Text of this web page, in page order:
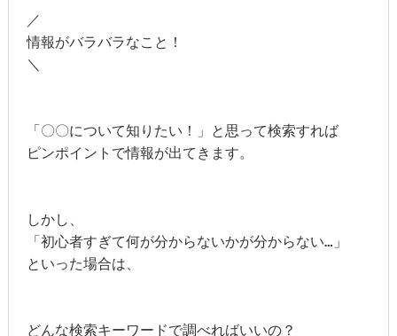
／
情報がバラバラなこと！
＼
「〇〇について知りたい！」と思って検索すれば
ピンポイントで情報が出てきます。
しかし、
「初心者すぎて何が分からないかが分からない…」
といった場合は、
どんな検索キーワードで調べればいいの？